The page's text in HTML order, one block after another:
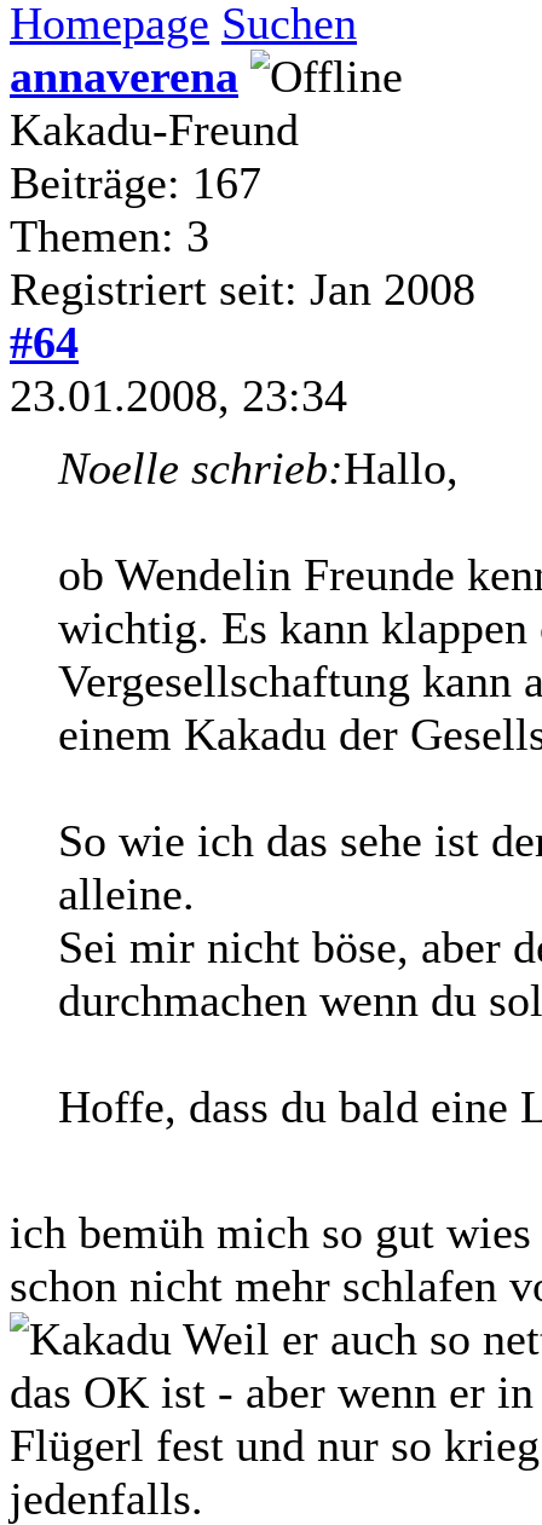
Homepage Suchen
annaverena
Kakadu-Freund
Beiträge: 167
Themen: 3
Registriert seit: Jan 2008
#64
23.01.2008, 23:34
Noelle schrieb:Hallo,
ob Wendelin Freunde
wichtig. Es kann
Vergesellschaftung kann
einem Kakadu der
So wie ich das sehe ist
alleine.
Sei mir nicht böse, aber
durchmachen wenn du
Hoffe, dass du bald eine
ich bemüh mich so gut
schon nicht mehr schlafen
Weil er auch so
das OK ist - aber wenn er
Flügerl fest und nur so
jedenfalls.